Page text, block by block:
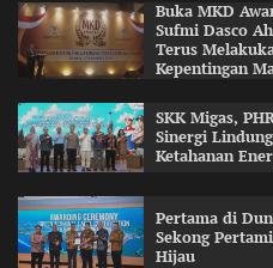
Buka MKD
Sufmi Dasco
Terus
Kepentingan
SKK Migas,
Sinergi
Ketahanan
Pertama di
Sekong
Hijau